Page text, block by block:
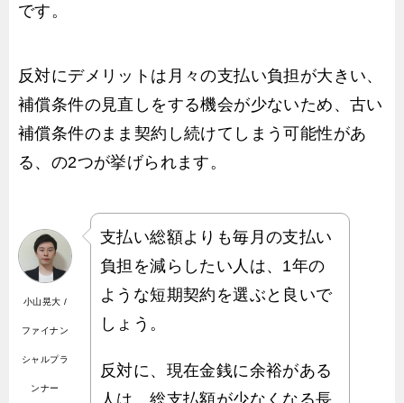
です。
反対にデメリットは月々の支払い負担が大きい、
補償条件の見直しをする機会が少ないため、古い
補償条件のまま契約し続けてしまう可能性があ
る、の2つが挙げられます。
小山晃大 /
ファイナン
シャルプラ
ンナー
支払い総額よりも毎月の支払い
負担を減らしたい人は、1年の
ような短期契約を選ぶと良いで
しょう。
反対に、現在金銭に余裕がある
人は、総支払額が少なくなる長